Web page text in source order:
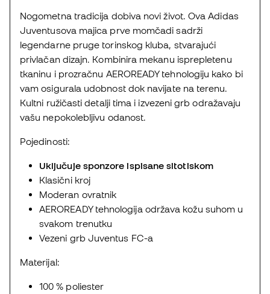
Nogometna tradicija dobiva novi život. Ova Adidas
Juventusova majica prve momčadi sadrži
legendarne pruge torinskog kluba, stvarajući
privlačan dizajn. Kombinira mekanu isprepletenu
tkaninu i prozračnu AEROREADY tehnologiju kako bi
vam osigurala udobnost dok navijate na terenu.
Kultni ružičasti detalji tima i izvezeni grb odražavaju
vašu nepokolebljivu odanost.
Pojedinosti:
Uključuje sponzore ispisane sitotiskom
Klasični kroj
Moderan ovratnik
AEROREADY tehnologija održava kožu suhom u
svakom trenutku
Vezeni grb Juventus FC-a
Materijal:
100 % poliester